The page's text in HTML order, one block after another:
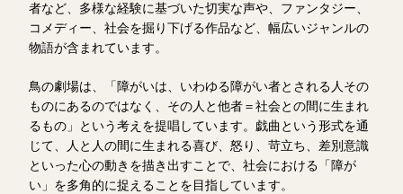
者など、多様な経験に基づいた切実な声や、ファンタジー、
コメディー、社会を掘り下げる作品など、幅広いジャンルの
物語が含まれています。
鳥の劇場は、「障がいは、いわゆる障がい者とされる人その
ものにあるのではなく、その人と他者＝社会との間に生まれ
るもの」という考えを提唱しています。戯曲という形式を通
じて、人と人の間に生まれる喜び、怒り、苛立ち、差別意識
といった心の動きを描き出すことで、社会における「障が
い」を多角的に捉えることを目指しています。